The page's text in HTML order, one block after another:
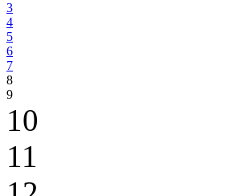
3
4
5
6
7
8
9
10
11